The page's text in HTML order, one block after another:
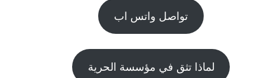
تواصل واتس اب
لماذا تثق في مؤسسة الحرية